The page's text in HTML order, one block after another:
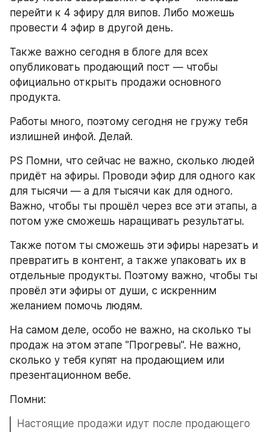
перейти к 4 эфиру для випов. Либо можешь
провести 4 эфир в другой день.
Также важно сегодня в блоге для всех
опубликовать продающий пост — чтобы
официально открыть продажи основного
продукта.
Работы много, поэтому сегодня не гружу тебя
излишней инфой. Делай.
PS Помни, что сейчас не важно, сколько людей
придёт на эфиры. Проводи эфир для одного как
для тысячи — а для тысячи как для одного.
Важно, чтобы ты прошёл через все эти этапы, а
потом уже сможешь наращивать результаты.
Также потом ты сможешь эти эфиры нарезать и
превратить в контент, а также упаковать их в
отдельные продукты. Поэтому важно, чтобы ты
провёл эти эфиры от души, с искренним
желанием помочь людям.
На самом деле, особо не важно, на сколько ты
продаж на этом этапе "Прогревы". Не важно,
сколько у тебя купят на продающием или
презентационном вебе.
Помни:
Настоящие продажи идут после продающего